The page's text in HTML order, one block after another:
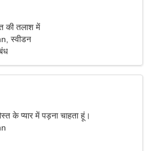
की तलाश में
स्वीडन
के प्यार में पड़ना चाहता हूं।